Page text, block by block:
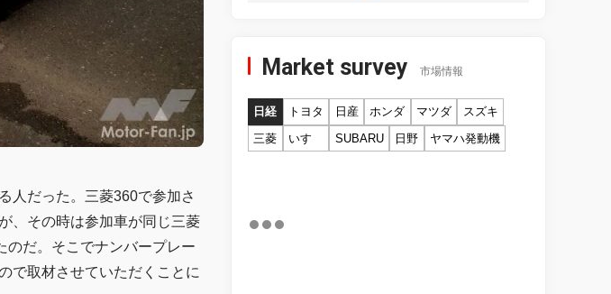
人だった。三菱360で参加さ
、その時は参加車が同じ三菱
のだ。そこでナンバープレー
で取材させていただくことに
Market survey 市場情報
日経 トヨタ 日産 ホンダ マツダ
スズキ
三菱
いすゞ SUBARU 日野 ヤマハ発動機